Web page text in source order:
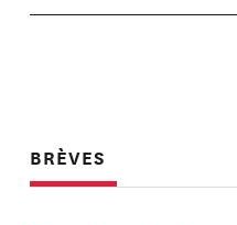
BRÈVES